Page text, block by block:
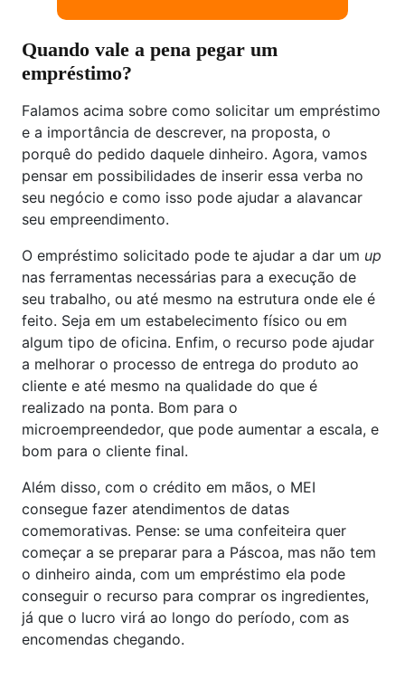
Quando vale a pena pegar um
empréstimo?
Falamos acima sobre como solicitar um empréstimo
e a importância de descrever, na proposta, o
porquê do pedido daquele dinheiro. Agora, vamos
pensar em possibilidades de inserir essa verba no
seu negócio e como isso pode ajudar a alavancar
seu empreendimento.
O empréstimo solicitado pode te ajudar a dar um up
nas ferramentas necessárias para a execução de
seu trabalho, ou até mesmo na estrutura onde ele é
feito. Seja em um estabelecimento físico ou em
algum tipo de oficina. Enfim, o recurso pode ajudar
a melhorar o processo de entrega do produto ao
cliente e até mesmo na qualidade do que é
realizado na ponta. Bom para o
microempreendedor, que pode aumentar a escala, e
bom para o cliente final.
Além disso, com o crédito em mãos, o MEI
consegue fazer atendimentos de datas
comemorativas. Pense: se uma confeiteira quer
começar a se preparar para a Páscoa, mas não tem
o dinheiro ainda, com um empréstimo ela pode
conseguir o recurso para comprar os ingredientes,
já que o lucro virá ao longo do período, com as
encomendas chegando.